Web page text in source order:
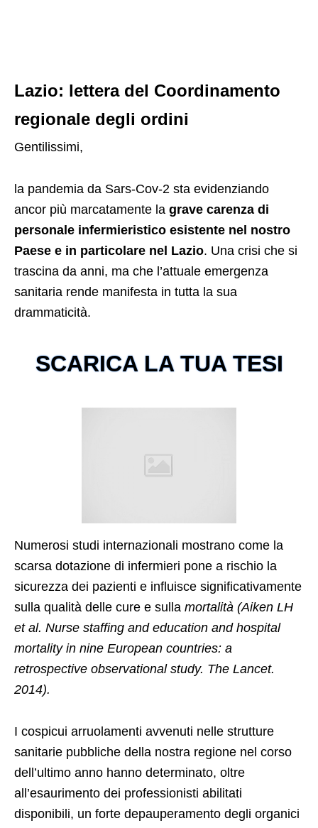
Lazio: lettera del Coordinamento
regionale degli ordini
Gentilissimi,
la pandemia da Sars-Cov-2 sta evidenziando
ancor più marcatamente la grave carenza di
personale infermieristico esistente nel nostro
Paese e in particolare nel Lazio. Una crisi che si
trascina da anni, ma che l’attuale emergenza
sanitaria rende manifesta in tutta la sua
drammaticità.
SCARICA LA TUA TESI
Numerosi studi internazionali mostrano come la
scarsa dotazione di infermieri pone a rischio la
sicurezza dei pazienti e influisce significativamente
sulla qualità delle cure e sulla mortalità (Aiken LH
et al. Nurse staffing and education and hospital
mortality in nine European countries: a
retrospective observational study. The Lancet.
2014).
I cospicui arruolamenti avvenuti nelle strutture
sanitarie pubbliche della nostra regione nel corso
dell’ultimo anno hanno determinato, oltre
all’esaurimento dei professionisti abilitati
disponibili, un forte depauperamento degli organici